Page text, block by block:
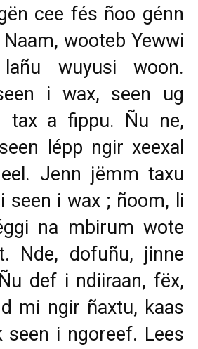
cee fés ñoo génn
wooteb Yewwi
wuyusi woon.
i wax, seen ug
tax a fippu. Ñu ne,
lépp ngir xeexal
Jenn jëmm taxu
seen i wax ; ñoom, li
na mbirum wote
Nde, dofuñu, jinne
def i ndiiraan, fëx,
mi ngir ñaxtu, kaas
seen i ngoreef. Lees